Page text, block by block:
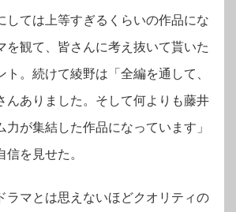
しては上等すぎるくらいの作品にな
を観て、皆さんに考え抜いて貰いた
ト。続けて綾野は「全編を通して、
んありました。そして何よりも藤井
力が集結した作品になっています」
信を見せた。
ラマとは思えないほどクオリティの